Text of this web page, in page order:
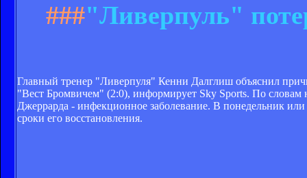
###"Ливерпуль"
Главный тренер "Ливерпуля" Кенни Далглиш объяснил
"Вест Бромвичем" (2:0), информирует Sky Sports. По словам
Джеррарда - инфекционное заболевание. В понедельник
сроки его восстановления.